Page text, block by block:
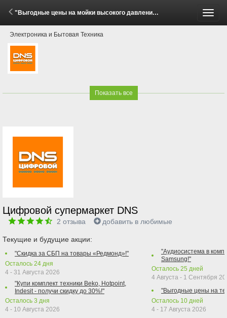
"Выгодные цены на мойки высокого давления Elitech!" (26 Июня - 31 Июля 2026)
Электроника и Бытовая Техника
Показать все
Цифровой супермаркет DNS
2 отзыва добавить в любимые
Текущие и будущие акции:
"Скидка за СБП на товары «Редмонд»!"
Осталось 24 дня
4 - 31 Августа 2026
"Купи комплект техники Beko, Hotpoint,
Indesit - получи скидку до 30%!"
Осталось 3 дня
4 - 10 Августа 2026
"Аудиосистема в
Samsung!"
Осталось 25 дней
4 Августа - 1 Сентября
"Выгодные цены на
Осталось 10 дней
4 - 17 Августа 2026